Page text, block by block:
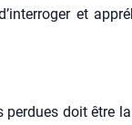
et
per­dues doit être